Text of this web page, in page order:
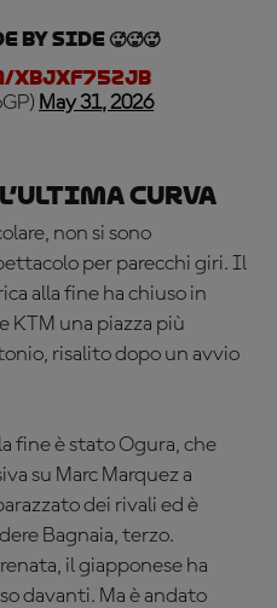
BY SIDE 🥵🥵🥵
May 31, 2026
curva
non si sono
per parecchi giri. Il
alla fine ha chiuso in
KTM una piazza più
risalito dopo un avvio
fine è stato Ogura, che
su Marc Marquez a
dei rivali ed è
Bagnaia, terzo.
il giapponese ha
davanti. Ma è andato